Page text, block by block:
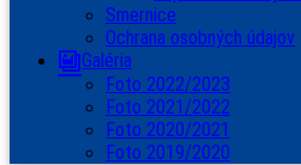
Smernice
Ochrana osobných údajov
Galéria
Foto 2022/2023
Foto 2021/2022
Foto 2020/2021
Foto 2019/2020